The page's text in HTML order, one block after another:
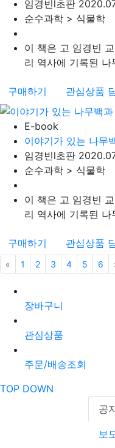
임경빈l초판
순수과학 > 식물학
이 책은 고 임경빈
리 역사에 기록된
구매하기 관심상품
E-book
이야기가 있는 나무
임경빈l초판
순수과학 > 식물학
이 책은 고 임경빈
리 역사에 기록된
구매하기 관심상품
« 이전
1 2 3 4 5 6
장바구니
관심상품
주문/배송조회
TOP DOWN
공
보